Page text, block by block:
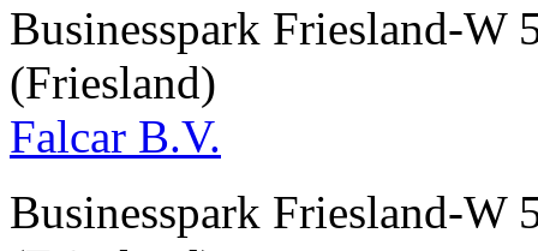
Businesspark Friesland-W
(Friesland)
Falcar B.V.
Businesspark Friesland-